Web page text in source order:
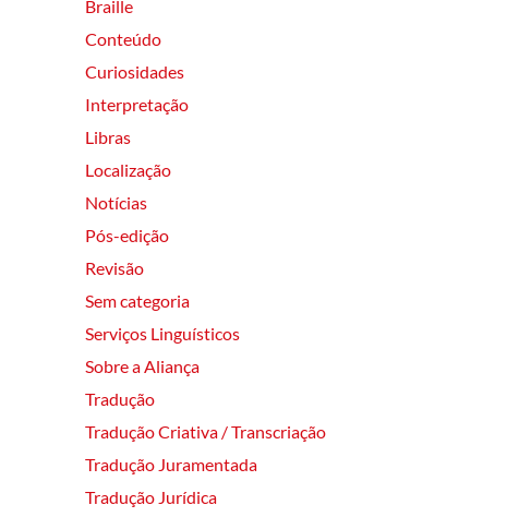
Braille
Conteúdo
Curiosidades
Interpretação
Libras
Localização
Notícias
Pós-edição
Revisão
Sem categoria
Serviços Linguísticos
Sobre a Aliança
Tradução
Tradução Criativa / Transcriação
Tradução Juramentada
Tradução Jurídica